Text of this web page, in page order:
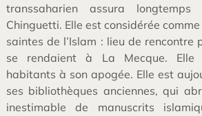
transsaharien assura
Chinguetti. Elle est considérée
saintes de l’Islam : lieu de rencontre
se rendaient à La Mecque.
habitants à son apogée. Elle est
ses bibliothèques anciennes, qui
inestimable de manuscrits